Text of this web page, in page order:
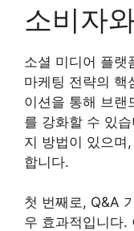
소비자
소셜 미디어 플랫
마케팅 전략의 핵
이션을 통해 브랜
를 강화할 수 있
지 방법이 있으며
합니다.
첫 번째로, Q&A
우 효과적입니다.